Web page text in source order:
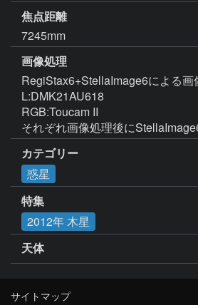
焦点距離
7245mm
画像処理
RegiStax6+StellaImage6による画
L:DMK21AU618
RGB:Toucam II
それぞれ画像処理後に
カテゴリー
惑星
特集
2012年 木星
天体
サイトマップ